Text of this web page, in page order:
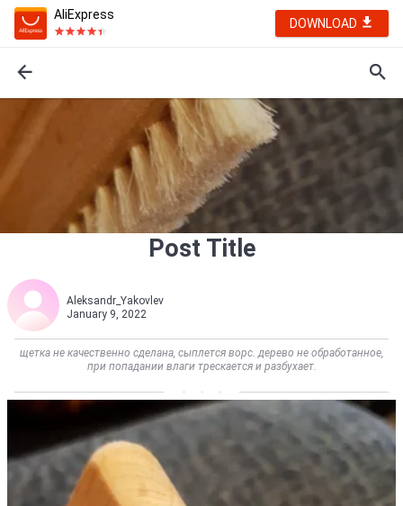
AliExpress
DOWNLOAD
Post Title
Aleksandr_Yakovlev
January 9, 2022
щетка не качественно сделана, сыплется ворс. дерево не обработанное,
при попадании влаги трескается и разбухает.